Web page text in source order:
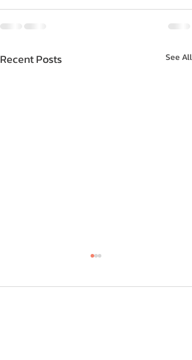
Recent Posts See All